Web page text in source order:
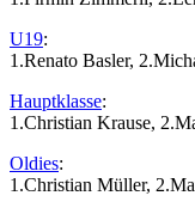
U19:
1.Renato Basler,
Hauptklasse:
1.Christian Krause,
Oldies:
1.Christian Müller,